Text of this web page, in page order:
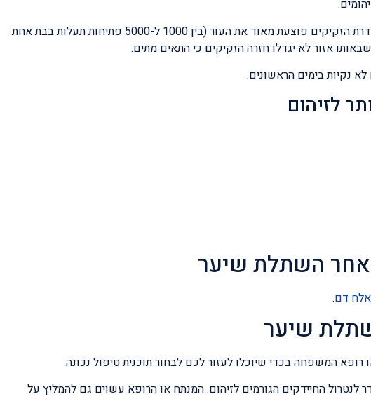
כמו כן בשיטת ההשתלה FUE מכיוון שפתיחת הערוצים טרם החדרת הזקיקים פוצעת מאוד את העור (בין 1000 ל-5000 פתיחות תעלות בבת אחת
אזור לא יגדלו חזרה הזקיקים כי התאים מתים.
נקיות בימים הראשונים.
לזיהום
השתלת שיער
אלח דם.
שיער
המשפחה בכדי שיוכלו לעזור לכם לבחור תוכנית טיפול נכונה.
החיידקים הגורמים לזיהום. המנתח או הרופא עשוים גם להמליץ ​​על